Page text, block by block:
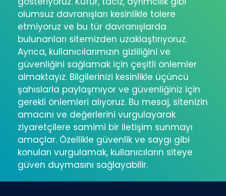
olumsuz davranışları kesinlikle tolere
etmiyoruz ve bu tür davranışlarda
bulunanları sitemizden uzaklaştırıyoruz.
Ayrıca, kullanıcılarımızın gizliliğini ve
güvenliğini sağlamak için çeşitli önlemler
almaktayız. Bilgilerinizi kesinlikle üçüncü
şahıslarla paylaşmıyor ve güvenliğiniz için
gerekli önlemleri alıyoruz. Bu mesaj, sitenizin
amacını ve değerlerini vurgulayarak
ziyaretçilere samimi bir iletişim sunmayı
amaçlar. Özellikle güvenlik ve saygı gibi
konuları vurgulamak, kullanıcıların siteye
güven duymasını sağlayabilir.